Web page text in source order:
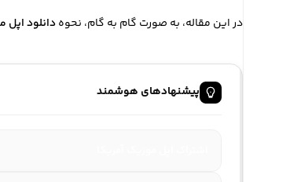
در این مقاله، به صورت گام به گام، نحوهدانلود اپل
پیشنهادهای هوشمند